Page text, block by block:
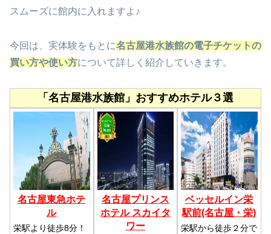
スムーズに館内に入れますよ♪
今回は、実体験をもとに名古屋港水族館の電子チケットの
買い方や使い方について詳しく紹介していきます。
「名古屋港水族館」おすすめホテル３選
名古屋東急ホテ
ル
栄駅より徒歩8分！
名古屋プリンス
ホテル スカイタ
ワー
ベッセルイン栄
駅前(名古屋・栄)
栄駅から徒歩２分で